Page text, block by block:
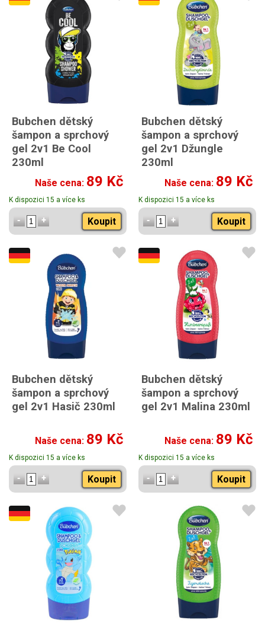
Bubchen dětský
šampon a sprchový
gel 2v1 Be Cool
230ml
Naše cena: 89 Kč
K dispozici 15 a více ks
Koupit
Bubchen dětský
šampon a sprchový
gel 2v1 Džungle
230ml
Naše cena: 89 Kč
K dispozici 15 a více ks
Koupit
Bubchen dětský
šampon a sprchový
gel 2v1 Hasič 230ml
Naše cena: 89 Kč
K dispozici 15 a více ks
Koupit
Bubchen dětský
šampon a sprchový
gel 2v1 Malina 230ml
Naše cena: 89 Kč
K dispozici 15 a více ks
Koupit